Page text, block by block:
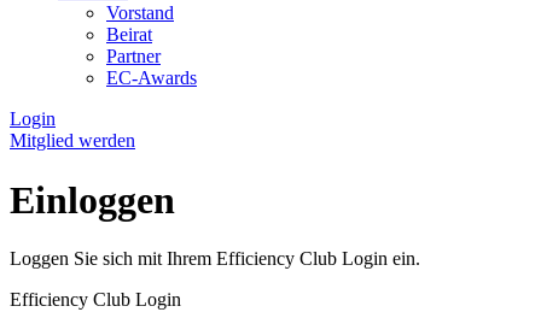
Vorstand
Beirat
Partner
EC-Awards
Login
Mitglied werden
Einloggen
Loggen Sie sich mit Ihrem Efficiency Club Login ein.
Efficiency Club Login